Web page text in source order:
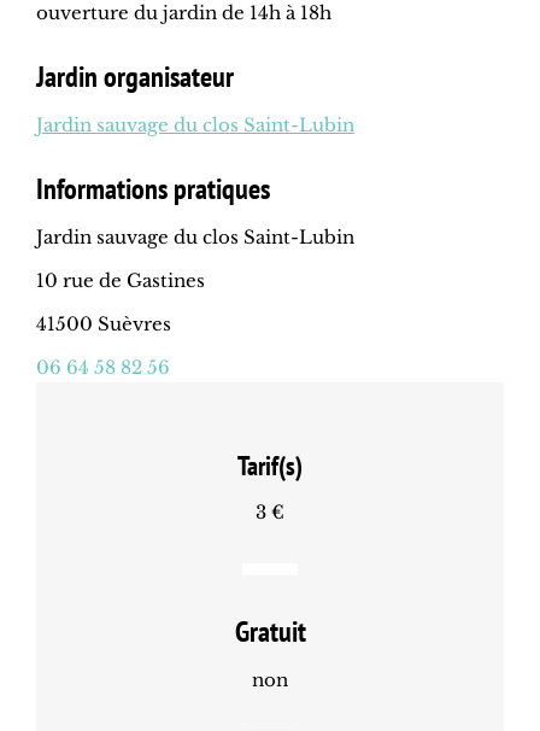
ouverture du jardin de 14h à 18h
Jardin organisateur
Jardin sauvage du clos Saint-Lubin
Informations pratiques
Jardin sauvage du clos Saint-Lubin
10 rue de Gastines
41500 Suèvres
06 64 58 82 56
Tarif(s)
3 €
Gratuit
non